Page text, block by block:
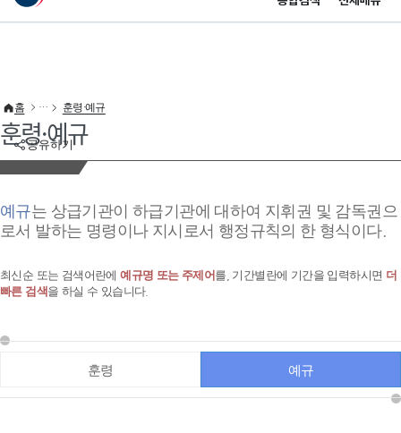
이 누리집은 대한민국 공식 전자정부 누리집입니다.
공유하기
홈 훈령·예규
훈령·예규
예규는 상급기관이 하급기관에 대하여 지휘권 및 감독권으
로서 발하는 명령이나 지시로서 행정규칙의 한 형식이다.
최신순 또는 검색어란에예규명 또는 주제어 를, 기간별란에 기간을 입력하시면 더
빠른 검색 을 하실 수 있습니다.
훈령 예규